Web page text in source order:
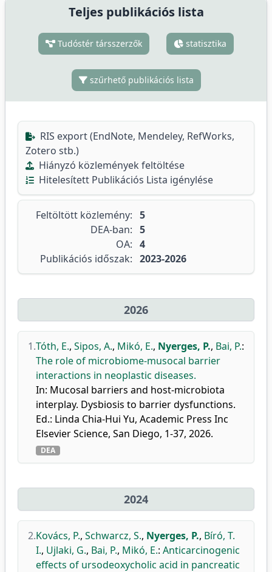
Teljes publikációs lista
Tudóstér társszerzők statisztika
szűrhető publikációs lista
RIS export (EndNote, Mendeley, RefWorks,
Zotero stb.)
Hiányzó közlemények feltöltése
Hitelesített Publikációs Lista igénylése
Feltöltött közlemény: 5
DEA-ban: 5
OA: 4
Publikációs időszak: 2023-2026
2026
1.Tóth, E., Sipos, A., Mikó, E., Nyerges, P., Bai, P.:
The role of microbiome-musocal barrier
interactions in neoplastic diseases.
In: Mucosal barriers and host-microbiota
interplay. Dysbiosis to barrier dysfunctions.
Ed.: Linda Chia-Hui Yu, Academic Press Inc
Elsevier Science, San Diego, 1-37, 2026.
DEA
2024
2.Kovács, P., Schwarcz, S., Nyerges, P., Bíró, T.
I., Ujlaki, G., Bai, P., Mikó, E.: Anticarcinogenic
effects of ursodeoxycholic acid in pancreatic